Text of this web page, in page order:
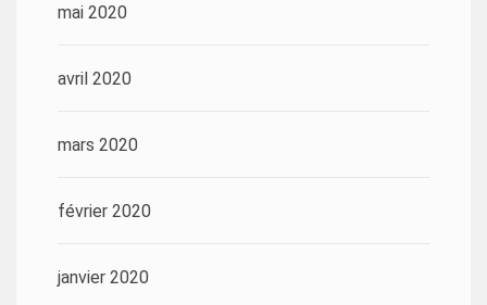
mai 2020
avril 2020
mars 2020
février 2020
janvier 2020